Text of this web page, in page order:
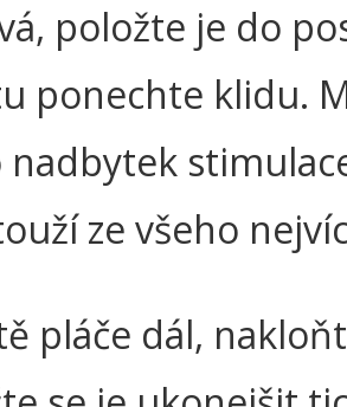
položte je do
ponechte klidu.
nadbytek
ze všeho
pláče dál,